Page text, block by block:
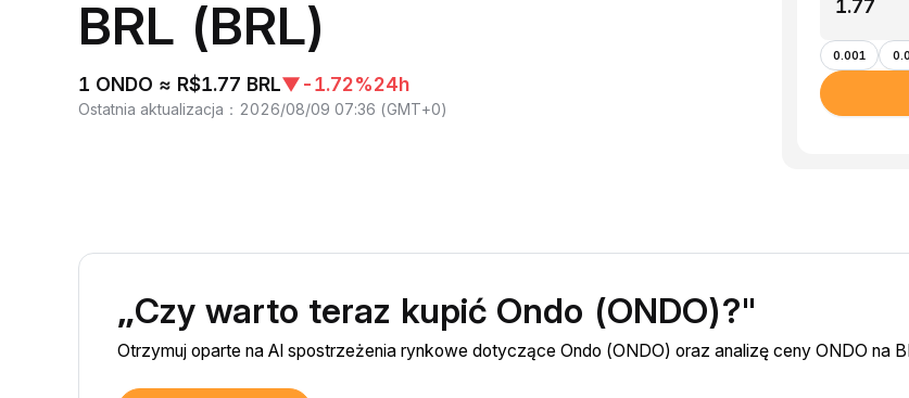
BRL (BRL)
1 ONDO ≈ R$1.77 BRL▼-1.72%24h
Ostatnia aktualizacja ： 2026/08/09 07:36 (GMT+0)
0.001
„Czy warto teraz kupić Ondo (ONDO)?"
Otrzymuj oparte na AI spostrzeżenia rynkowe dotyczące Ondo (ONDO) oraz analizę ceny ONDO na